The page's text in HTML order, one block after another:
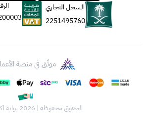
السجل التجاري
2251495760
موثّق في منصة
الحقوق محفوظة | 2026 بوابة